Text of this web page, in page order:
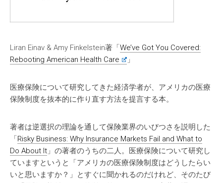
Liran Einav & Amy Finkelstein著「We’ve Got You Covered:
Rebooting American Health Care
」
医療保険について研究してきた経済学者が、アメリカの医療
保険制度を抜本的に作り直す方法を提言する本。
著者は逆選択の理論を通して保険業界のいびつさを説明した
「Risky Business: Why Insurance Markets Fail and What to
Do About It 」の著者のうちの二人。医療保険について研究し
ていますというと「アメリカの医療保険制度はどうしたらい
いと思いますか？」とすぐに聞かれるのだけれど、そのたび